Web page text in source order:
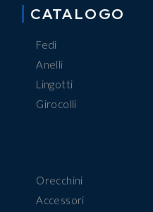
CATALOGO
Fedi
Anelli
Lingotti
Girocolli
Orecchini
Accessori